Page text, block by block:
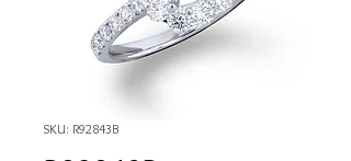
SKU: R92843B